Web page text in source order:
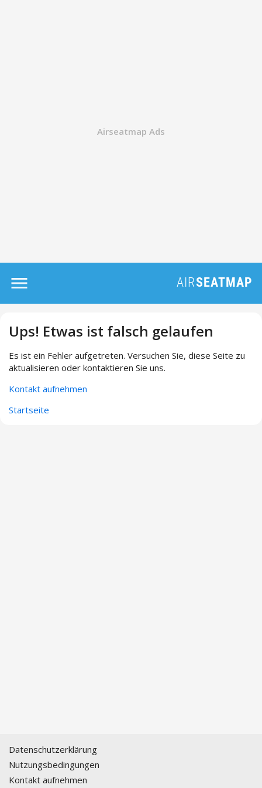
Ups! Etwas ist falsch gelaufen
Es ist ein Fehler aufgetreten. Versuchen Sie, diese Seite zu
aktualisieren oder kontaktieren Sie uns.
Kontakt aufnehmen
Startseite
Datenschutzerklärung
Nutzungsbedingungen
Kontakt aufnehmen